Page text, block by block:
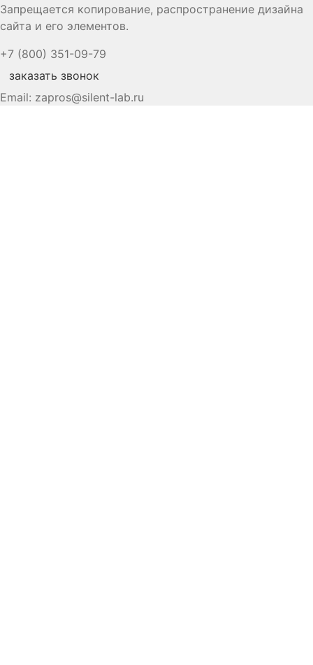
Запрещается копирование, распространение дизайна
сайта и его элементов.
+7 (800) 351-09-79
заказать звонок
Email: zapros@silent-lab.ru